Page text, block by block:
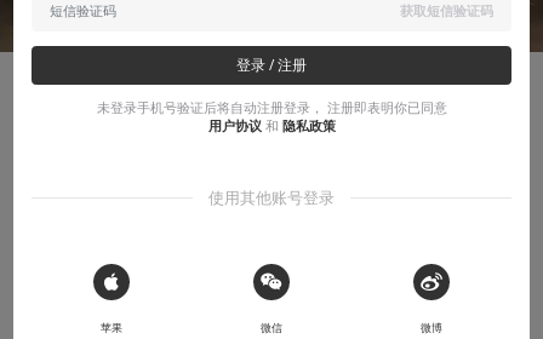
Fszer 2019-07-14
获取短信验证码
登录 / 注册
未登录手机号验证后将自动注册登录， 注册即表明你已同意
用户协议 和 隐私政策
使用其他账号登录
 Sign in with Apple
苹果 微信 微博